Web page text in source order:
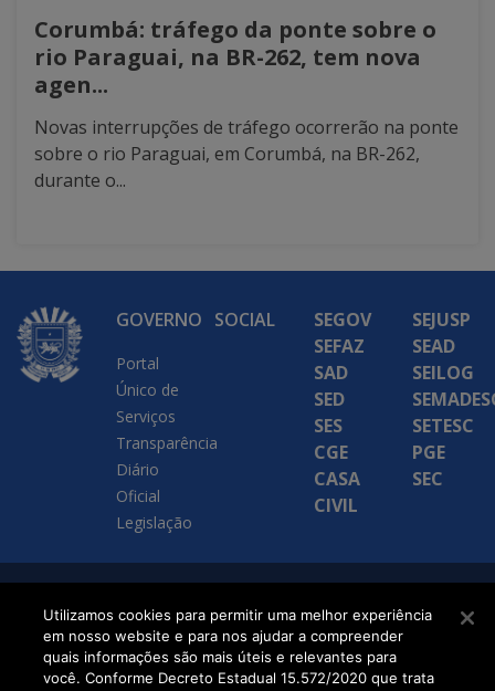
Corumbá: tráfego da ponte sobre o
rio Paraguai, na BR-262, tem nova
agen...
Novas interrupções de tráfego ocorrerão na ponte
sobre o rio Paraguai, em Corumbá, na BR-262,
durante o...
GOVERNO
Portal
Único de
Serviços
Transparência
Diário
Oficial
Legislação
SOCIAL
SEGOV
SEFAZ
SAD
SED
SES
CGE
CASA
CIVIL
SEJUSP
SEAD
SEILOG
SETESC
PGE
SEC
SETDIG | Secretaria-
Executiva de
Transformação Digital
Utilizamos cookies para permitir uma melhor experiência
em nosso website e para nos ajudar a compreender
quais informações são mais úteis e relevantes para
você. Conforme Decreto Estadual 15.572/2020 que trata